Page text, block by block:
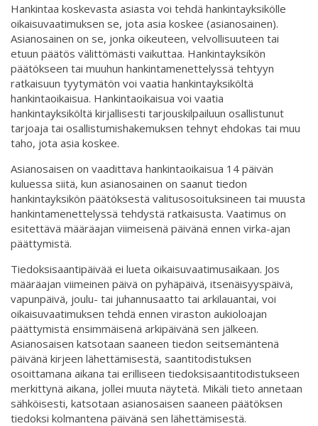
Hankintaa koskevasta asiasta voi tehdä hankintayksikölle
oikaisuvaatimuksen se, jota asia koskee (asianosainen).
Asianosainen on se, jonka oikeuteen, velvollisuuteen tai
etuun päätös välittömästi vaikuttaa. Hankintayksikön
päätökseen tai muuhun hankintamenettelyssä tehtyyn
ratkaisuun tyytymätön voi vaatia hankintayksiköltä
hankintaoikaisua. Hankintaoikaisua voi vaatia
hankintayksiköltä kirjallisesti tarjouskilpailuun osallistunut
tarjoaja tai osallistumishakemuksen tehnyt ehdokas tai muu
taho, jota asia koskee.
Asianosaisen on vaadittava hankintaoikaisua 14 päivän
kuluessa siitä, kun asianosainen on saanut tiedon
hankintayksikön päätöksestä valitusosoituksineen tai muusta
hankintamenettelyssä tehdystä ratkaisusta. Vaatimus on
esitettävä määräajan viimeisenä päivänä ennen virka-ajan
päättymistä.
Tiedoksisaantipäivää ei lueta oikaisuvaatimusaikaan. Jos
määräajan viimeinen päivä on pyhäpäivä, itsenäisyyspäivä,
vapunpäivä, joulu- tai juhannusaatto tai arkilauantai, voi
oikaisuvaatimuksen tehdä ennen viraston aukioloajan
päättymistä ensimmäisenä arkipäivänä sen jälkeen.
Asianosaisen katsotaan saaneen tiedon seitsemäntenä
päivänä kirjeen lähettämisestä, saantitodistuksen
osoittamana aikana tai erilliseen tiedoksisaantitodistukseen
merkittynä aikana, jollei muuta näytetä. Mikäli tieto annetaan
sähköisesti, katsotaan asianosaisen saaneen päätöksen
tiedoksi kolmantena päivänä sen lähettämisestä.